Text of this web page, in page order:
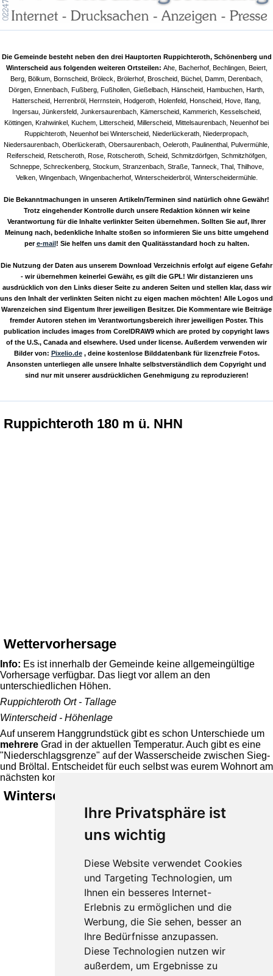
Ihre Privatsphäre ist
uns wichtig
Diese Website verwendet Cookies
und Targeting Technologien, um
Ihnen ein besseres Internet-
Erlebnis zu ermöglichen und die
Werbung, die Sie sehen, besser an
Ihre Bedürfnisse anzupassen.
Diese Technologien nutzen wir
außerdem, um Ergebnisse zu
Die Gemeinde besteht neben den drei Hauptorten Ruppichteroth, Schönenberg und
Winterscheid aus folgenden weiteren Ortsteilen: Ahe, Bacherhof, Bechlingen, Beiert,
Berg, Bölkum, Bornscheid, Bröleck, Brölerhof, Broscheid, Büchel, Damm, Derenbach,
Dörgen, Ennenbach, Fußberg, Fußhollen, Gießelbach, Hänscheid, Hambuchen, Harth,
Hatterscheid, Herrenbröl, Herrnstein, Hodgeroth, Holenfeld, Honscheid, Hove, Ifang,
Ingersau, Jünkersfeld, Junkersaurenbach, Kämerscheid, Kammerich, Kesselscheid,
Köttingen, Krahwinkel, Kuchem, Litterscheid, Millerscheid, Mittelsaurenbach, Neuenhof bei
Ruppichteroth, Neuenhof bei Winterscheid, Niederlückerath, Niederpropach,
Niedersaurenbach, Oberlückerath, Obersaurenbach, Oeleroth, Paulinenthal, Pulvermühle,
Reiferscheid, Retscheroth, Rose, Rotscheroth, Scheid, Schmitzdörfgen, Schmitzhöfgen,
Schneppe, Schreckenberg, Stockum, Stranzenbach, Straße, Tanneck, Thal, Thilhove,
Velken, Wingenbach, Wingenbacherhof, Winterscheiderbröl, Winterscheidermühle.
Die Bekanntmachungen in unseren Artikeln/Terminen sind natürlich ohne Gewähr!
Trotz eingehender Kontrolle durch unsere Redaktion können wir keine
Verantwortung für die Inhalte verlinkter Seiten übernehmen. Sollten Sie auf, Ihrer
Meinung nach, bedenkliche Inhalte stoßen so informieren Sie uns bitte umgehend
pere-mail! Sie helfen uns damit den Qualitässtandard hoch zu halten.
Die Nutzung der Daten aus unserem Download Verzeichnis erfolgt auf eigene Gefahr
- wir übernehmen keinerlei Gewähr, es gilt die GPL! Wir distanzieren uns
ausdrücklich von den Links dieser Seite zu anderen Seiten und stellen klar, dass wir
uns den Inhalt der verlinkten Seiten nicht zu eigen machen möchten! Alle Logos und
Warenzeichen sind Eigentum Ihrer jeweiligen Besitzer. Die Kommentare wie Beiträge
fremder Autoren stehen im Verantwortungsbereich ihrer jeweiligen Poster. This
publication includes images from CorelDRAW9 which are proted by copyright laws
of the U.S., Canada and elsewhere. Used under license. Außerdem verwenden wir
Bilder von: Pixelio.de, deine kostenlose Bilddatenbank für lizenzfreie Fotos.
Ansonsten unterliegen alle unsere Inhalte selbstverständlich dem Copyright und
sind nur mit unserer ausdrücklichen Genehmigung zu reproduzieren!
Ruppichteroth 180 m ü. NHN
Wettervorhersage
Info: Es ist innerhalb der Gemeinde keine allgemeingültige
Vorhersage verfügbar. Das liegt vor allem an den
unterschiedlichen Höhen.
Ruppichteroth Ort - Tallage
Winterscheid - Höhenlage
Auf unserem Hanggrundstück gibt es schon Unterschiede um
mehrere Grad in der aktuellen Temperatur. Auch gibt es eine
"Niederschlagsgrenze" auf der Wasserscheide zwischen Sieg-
und Bröltal. Entscheidet für euch selbst was eurem Wohnort am
nächsten kommt.
Winterscheid 214 m ü. NHN